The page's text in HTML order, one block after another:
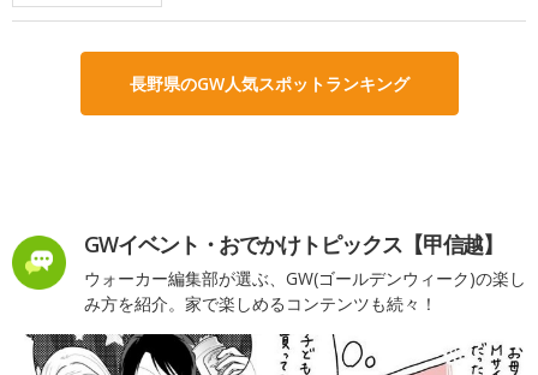
長野県のGW人気スポットランキング
GWイベント・おでかけトピックス【甲信越】
ウォーカー編集部が選ぶ、GW(ゴールデンウィーク)の楽し
み方を紹介。家で楽しめるコンテンツも続々！